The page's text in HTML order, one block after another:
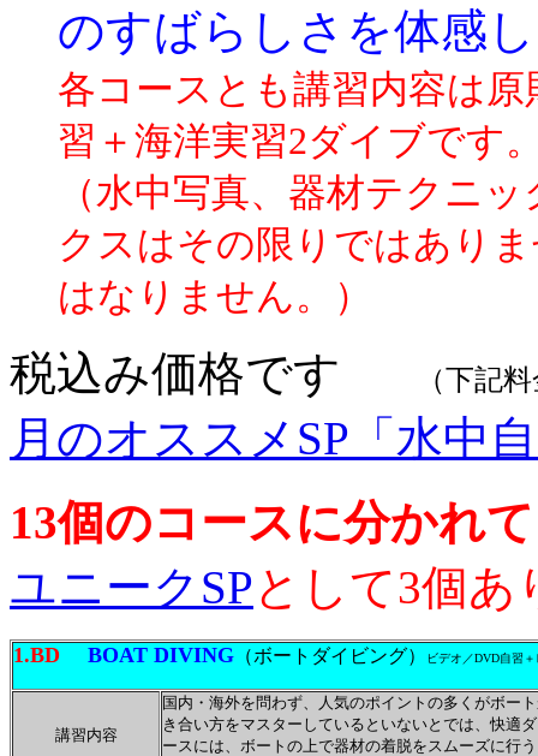
のすばらしさを体感
各コースとも講習内容は
習＋海洋実習2ダイブです
（水中写真、器材テクニ
クスはその限りではあり
はなりません。）
税込み価格です （下記料
月のオススメSP「水中
13個のコースに分かれ
ユニークSPとして3個あ
1.BD BOAT DIVING （ボートダイビング） ビデオ／DVD自習
講習内容
国内・海外を問わず、人気のポイントの多くがボー
き合い方をマスターしているといないとでは、快適
ースには、ボートの上で器材の着脱をスムーズに行